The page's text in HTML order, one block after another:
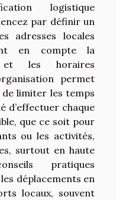
logistique
par définir un
adresses locales
en compte la
et les horaires
permet
limiter les temps
d’effectuer chaque
que ce soit pour
ou les activités,
surtout en haute
pratiques
déplacements en
locaux, souvent